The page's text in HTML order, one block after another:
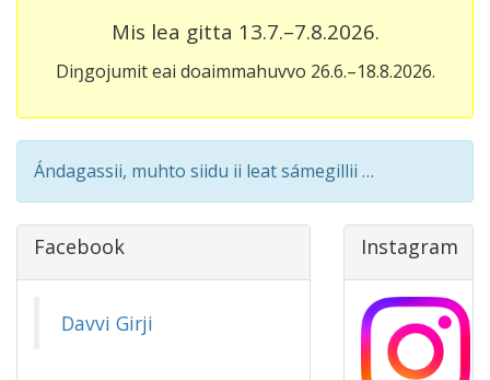
Mis lea gitta 13.7.–7.8.2026.
Diŋgojumit eai doaimmahuvvo 26.6.–18.8.2026.
Ándagassii, muhto siidu ii leat sámegillii …
Facebook
Davvi Girji
Instagram